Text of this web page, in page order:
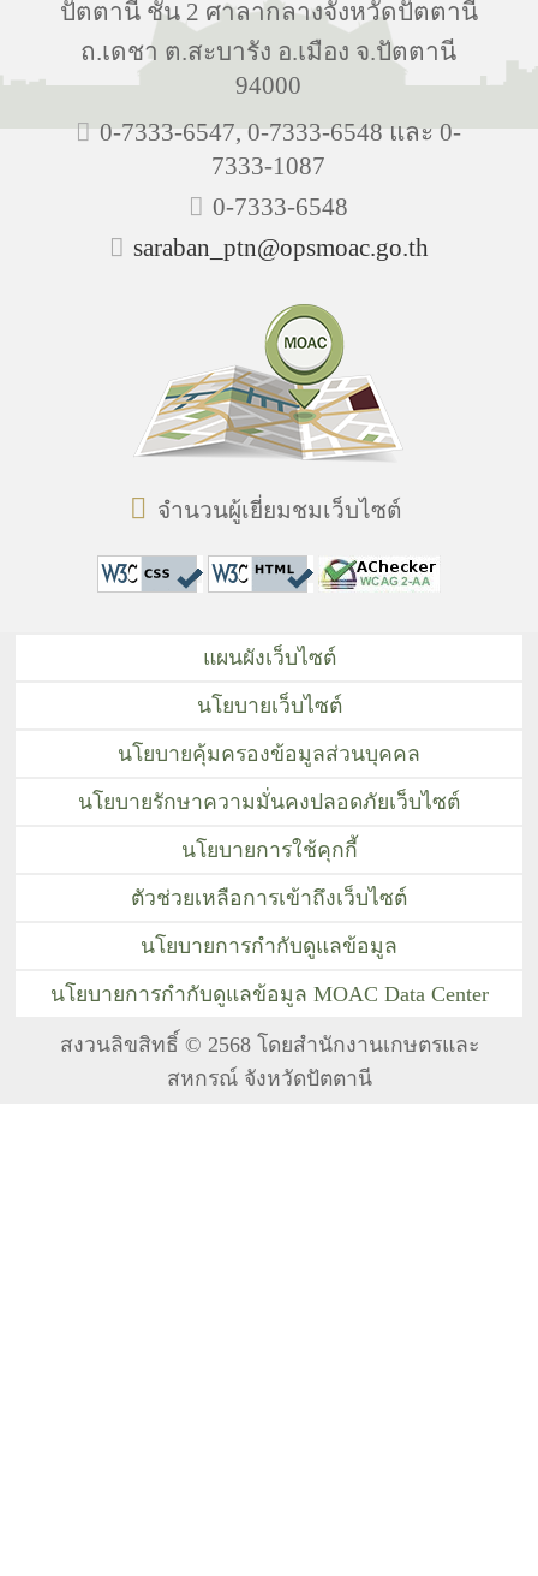
ปัตตานี ชั้น 2 ศาลากลางจังหวัดปัตตานี
ถ.เดชา ต.สะบารัง อ.เมือง จ.ปัตตานี
94000
0-7333-6547, 0-7333-6548 และ 0-
7333-1087
0-7333-6548
saraban_ptn@opsmoac.go.th
จำนวนผู้เยี่ยมชมเว็บไซต์
สงวนลิขสิทธิ์ © 2568 โดยสำนักงานเกษตรและ
สหกรณ์ จังหวัดปัตตานี
แผนผังเว็บไซต์
นโยบายเว็บไซต์
นโยบายคุ้มครองข้อมูลส่วนบุคคล
นโยบายรักษาความมั่นคงปลอดภัยเว็บไซต์
นโยบายการใช้คุกกี้
ตัวช่วยเหลือการเข้าถึงเว็บไซต์
นโยบายการกำกับดูแลข้อมูล
นโยบายการกำกับดูแลข้อมูล MOAC Data Center